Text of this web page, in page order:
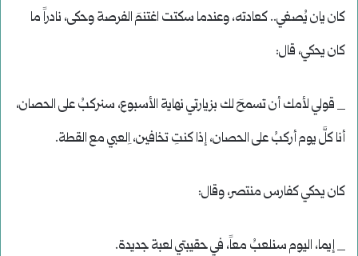
كان يان يُصغي.. كعادته، وعندما سكتت اغتنمَ الفرصة وحكى، نادراً ما
كان يحكي، قال:
_ قولي لأمك أن تسمحَ لك بزيارتي نهاية الأسبوع، سنركبُ على الحصان،
أنا كلَّ يوم أركبُ على الحصان، إذا كنتِ تخافين، اِلعبي مع القطة.
كان يحكي كفارس منتصر، وقال:
_ إيما، اليوم سنلعبُ معاً، في حقيبتي لعبة جديدة.